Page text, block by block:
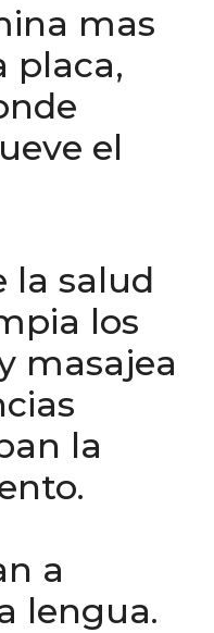
mas
placa,
el
la salud
los
masajea
la
a
lengua.